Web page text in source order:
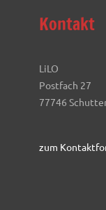
Kontakt
LiLO
Postfach 27
77746
zum